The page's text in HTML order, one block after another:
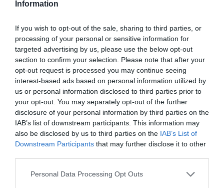
Information
If you wish to opt-out of the sale, sharing to third parties, or
processing of your personal or sensitive information for
targeted advertising by us, please use the below opt-out
section to confirm your selection. Please note that after your
opt-out request is processed you may continue seeing
interest-based ads based on personal information utilized by
us or personal information disclosed to third parties prior to
your opt-out. You may separately opt-out of the further
disclosure of your personal information by third parties on the
IAB’s list of downstream participants. This information may
also be disclosed by us to third parties on the IAB’s List of
Downstream Participants that may further disclose it to other
Please note that this website/app uses one or more Google
Personal Data Processing Opt Outs
Πυρκαγιά στην Aγία Μαρίνα
Ηλείας
Φωτιά εκδηλώθηκε το μεσημέρι σε γεωργική έκταση
στην Αγία Μαρίνα Ηλείας, ενώ μέχρι τώρα δεν
απειλούνται κατοικίες. Για την κατάσβεση της
πυρκαγιάς επιχειρούν 42 πυροσβέστες με δύο
ομάδες πεζοπόρων τμημάτων τ...
16:47 | 06 Αυγούστου 2026 Ελλάδα